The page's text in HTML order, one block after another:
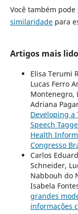
Você também pode
similaridadepara
Artigos mais
Elisa Terumi
Lucas Ferro
Montenegro,
Adriana
Developing a
Speech
Health
Congresso
Carlos
Schneider,
Nabbouh do
Isabela
grandes
informações